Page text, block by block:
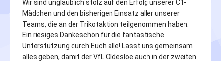
Wir sind unglaublich stolz auf den Erfolg unserer C1-
Mädchen und den bisherigen Einsatz aller unserer
Teams, die an der Trikotaktion teilgenommen haben.
Ein riesiges Dankeschön für die fantastische
Unterstützung durch Euch alle! Lasst uns gemeinsam
alles geben, damit der VfL Oldesloe auch in der zweiten